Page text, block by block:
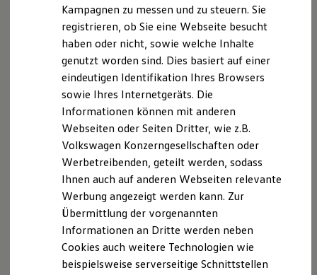
Die ID. Software 6
ID. Software Versionen und Updates
Digitale Extras
Schnittstellen zu Ihrem ID.
Hybridautos
Marke und Erlebnis
Volkswagen R und R Experience
R-Modelle
R Experience
Driving Experience
Werkbesichtigung
Factory visit
Lifestyle Shop
Golf Kollektion
ID. Kollektion
Volkswagen Kollektion
GTI Kollektion
Fußball Drop
Lautsprechern vorne und hinten ein verbessertes
Klangerlebnis und lässt sich um nützliche Funktionen wie
Navigation erweitern. 4
Verbinden Sie Ihr Handy kabellos viaBluetooth, streamen
Sie Ihre Lieblings-Podcasts und -Playlists aus dem Internet
und genießen Sie digitalen DAB+ Empfang
USB-C-Schnittstellenmit bis zu 45 W
Ladeleistung können Sie sogar Ihren Laptop aufladen.
Ausgewählte Handy-Apps können Sie ganz einfach über
App‑Connect
5 mit dem 32,7 cm (12,9 Zoll)großen
Touchscreenbedienen.
Noch besseres Infotainment bietet Ihnen das optionale
Ausstattungspaket:
Kampagnen zu messen und zu steuern. Sie
registrieren, ob Sie eine Webseite besucht
haben oder nicht, sowie welche Inhalte
genutzt worden sind. Dies basiert auf einer
eindeutigen Identifikation Ihres Browsers
sowie Ihres Internetgeräts. Die
Informationen können mit anderen
Webseiten oder Seiten Dritter, wie z.B.
Volkswagen Konzerngesellschaften oder
Werbetreibenden, geteilt werden, sodass
Ihnen auch auf anderen Webseiten relevante
Werbung angezeigt werden kann. Zur
Übermittlung der vorgenannten
Informationen an Dritte werden neben
Cookies auch weitere Technologien wie
beispielsweise serverseitige Schnittstellen